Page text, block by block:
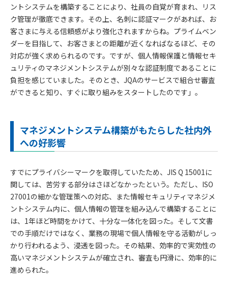
ントシステムを構築することにより、社員の自覚が育まれ、リス
ク管理が徹底できます。その上、名刺に認証マークがあれば、お
客さまに与える信頼感がより強化されますからね。プライムベン
ダーを目指して、お客さまとの距離が近くなればなるほど、その
対応が強く求められるのです。ですが、個人情報保護と情報セキ
ュリティのマネジメントシステムが別々な認証制度であることに
負担を感じていました。そのとき、JQAのサービスで組合せ審査
ができると知り、すぐに取り組みをスタートしたのです」。
マネジメントシステム構築がもたらした社内外
への好影響
すでにプライバシーマークを取得していたため、JIS Q 15001に
関しては、苦労する部分はさほどなかったという。ただし、ISO
27001の細かな管理策への対応、また情報セキュリティマネジメ
ントシステム内に、個人情報の管理を組み込んで構築することに
は、1年ほど時間をかけて、十分な一体化を図った。そして文書
での手順だけではなく、業務の現場で個人情報を守る活動がしっ
かり行われるよう、浸透を図った。その結果、効率的で実効性の
高いマネジメントシステムが確立され、審査も円滑に、効率的に
進められた。